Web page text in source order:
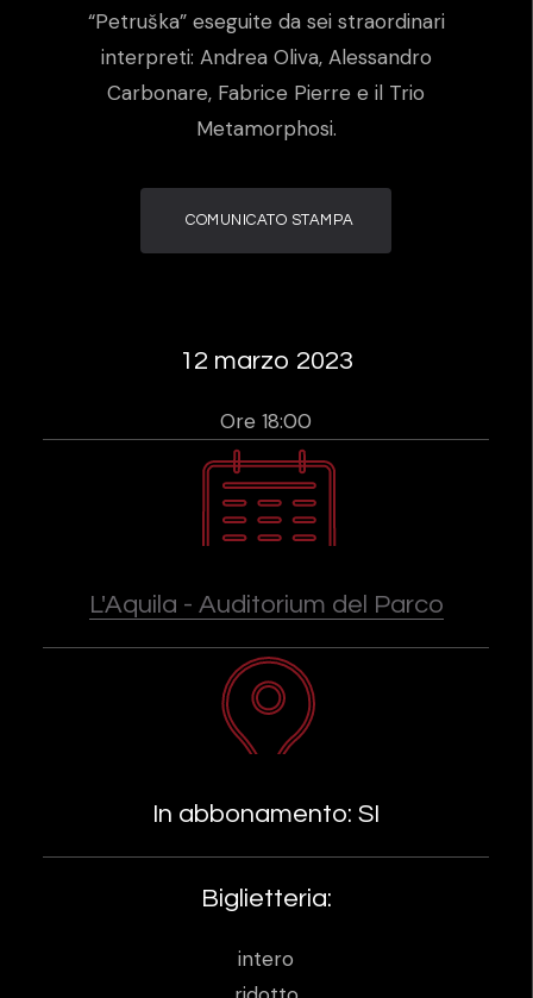
“Petruška” eseguite da sei straordinari
interpreti: Andrea Oliva, Alessandro
Carbonare, Fabrice Pierre e il Trio
Metamorphosi.
COMUNICATO STAMPA
12 marzo 2023
Ore 18:00
L'Aquila - Auditorium del Parco
In abbonamento: SI
Biglietteria:
intero